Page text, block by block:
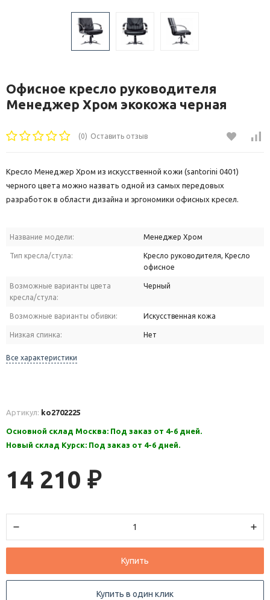
Офисное кресло руководителя
Менеджер Хром экокожа черная
(0) Оставить отзыв
Кресло Менеджер Хром из искусственной кожи (santorini 0401)
черного цвета можно назвать одной из самых передовых
разработок в области дизайна и эргономики офисных кресел.
Название модели: Менеджер Хром
Тип кресла/стула:
Кресло руководителя, Кресло
офисное
Возможные варианты цвета
кресла/стула:
Черный
Возможные варианты обивки: Искусственная кожа
Низкая спинка: Нет
Все характеристики
Артикул: ko2702225
Основной склад Москва: Под заказ от 4-6 дней.
Новый склад Курск: Под заказ от 4-6 дней.
14 210 ₽
Купить
Купить в один клик